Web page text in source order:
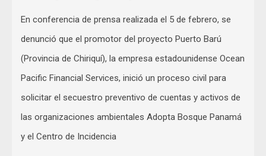
En conferencia de prensa realizada el 5 de febrero, se
denunció que el promotor del proyecto Puerto Barú
(Provincia de Chiriquí), la empresa estadounidense Ocean
Pacific Financial Services, inició un proceso civil para
solicitar el secuestro preventivo de cuentas y activos de
las organizaciones ambientales Adopta Bosque Panamá
y el Centro de Incidencia